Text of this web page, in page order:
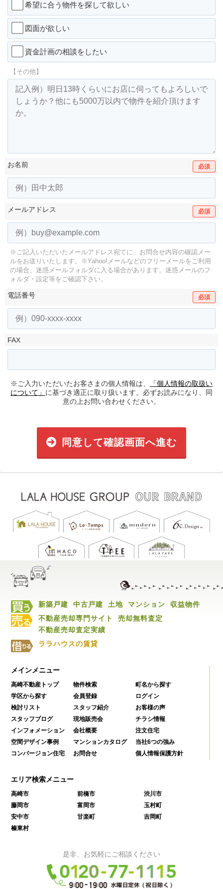
希望に合う物件を探して欲しい
図面が欲しい
資金計画の相談をしたい
【その他】
お名前 必須
メールアドレス 必須
※ご記入いただいたメールアドレス宛てに、お問合せ内容の確認メー
ルをお送りいたします。
※Yahoo!メールなどのフリーメールをご利用
の場合、迷惑メールフォルダに入る場合があります。 迷惑メールのフ
ォルダ・設定等をご確認下さい。
電話番号 必須
FAX
※ご入力いただいたお客さまの個人情報は、
「個人情報の取扱い
について」 に基づき適正に取り扱います。必ずお読みになり、同
意の上お問い合わせください。
同意して確認画面へ進む
新築戸建 中古戸建 土地 マンション
収益物件
不動産売却専門サイト
売却無料査定
不動産売却査定実績
ララハウスの賃貸
メインメニュー
高崎不動産トップ 物件検索
町名から探す
学区から探す
会員登録
ログイン
検討リスト
スタッフ紹介
お客様の声
スタッフブログ
現地販売会
チラシ情報
インフォメーション
会社概要
注文住宅
空間デザイン事例
マンションカタログ
当社6つの強み
コンバージョン住宅
お問合せ 個人情報保護方針
エリア検索メニュー
高崎市 前橋市
渋川市
藤岡市
富岡市
玉村町
安中市
甘楽町
吉岡町
榛東村
是非、お気軽にご相談ください